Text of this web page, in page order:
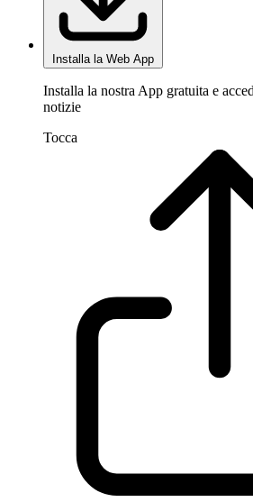
Installa la Web App
Installa la nostra App gratuita e
notizie
Tocca